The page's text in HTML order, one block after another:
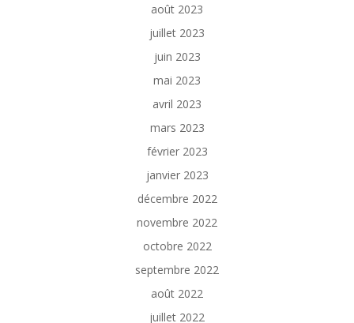
août 2023
juillet 2023
juin 2023
mai 2023
avril 2023
mars 2023
février 2023
janvier 2023
décembre 2022
novembre 2022
octobre 2022
septembre 2022
août 2022
juillet 2022